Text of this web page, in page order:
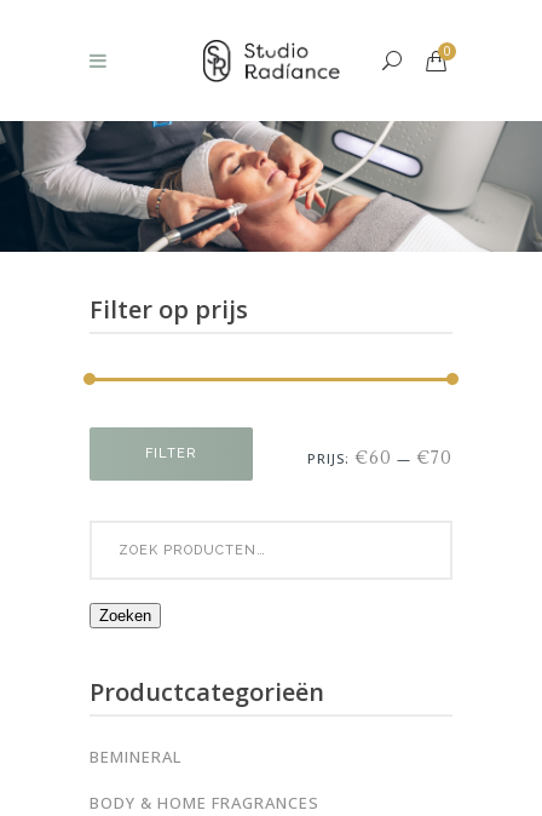
0
Filter op prijs
prijs
prijs
FILTER PRIJS: €60 — €70
Zoeken
Productcategorieën
BEMINERAL
BODY & HOME FRAGRANCES